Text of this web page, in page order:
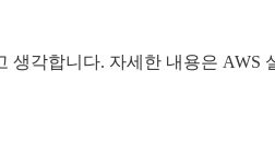
생각합니다. 자세한 내용은 AWS